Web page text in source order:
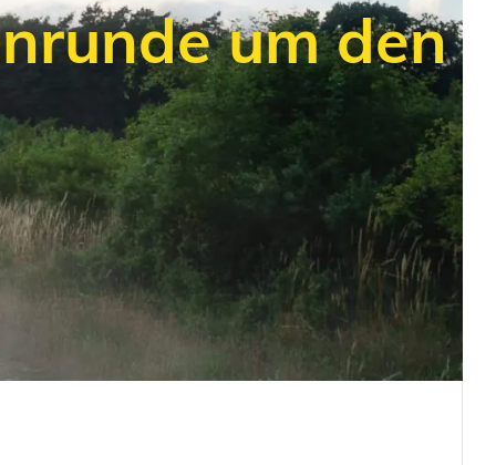
um den